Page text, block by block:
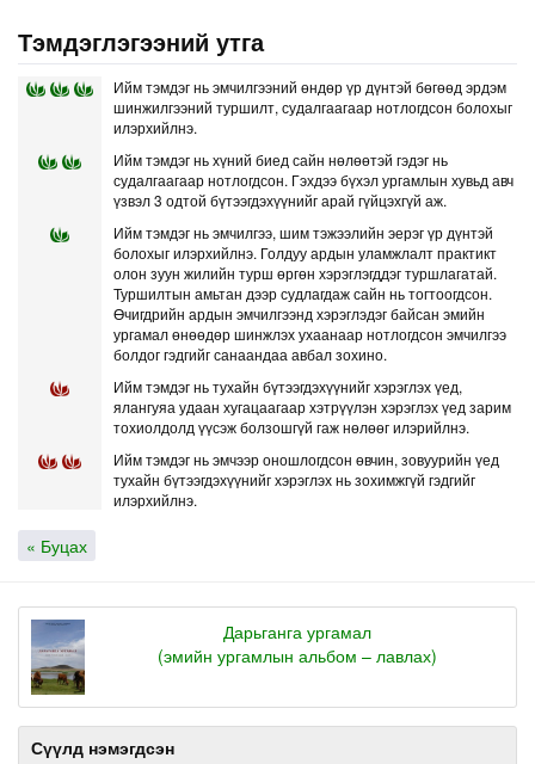
Тэмдэглэгээний утга
Ийм тэмдэг нь эмчилгээний өндөр үр дүнтэй бөгөөд эрдэм
шинжилгээний туршилт, судалгаагаар нотлогдсон болохыг
илэрхийлнэ.
Ийм тэмдэг нь хүний биед сайн нөлөөтэй гэдэг нь
судалгаагаар нотлогдсон. Гэхдээ бүхэл ургамлын хувьд авч
үзвэл 3 одтой бүтээгдэхүүнийг арай гүйцэхгүй аж.
Ийм тэмдэг нь эмчилгээ, шим тэжээлийн эерэг үр дүнтэй
болохыг илэрхийлнэ. Голдуу ардын уламжлалт практикт
олон зуун жилийн турш өргөн хэрэглэгддэг туршлагатай.
Туршилтын амьтан дээр судлагдаж сайн нь тогтоогдсон.
Өчигдрийн ардын эмчилгээнд хэрэглэдэг байсан эмийн
ургамал өнөөдөр шинжлэх ухаанаар нотлогдсон эмчилгээ
болдог гэдгийг санаандаа авбал зохино.
Ийм тэмдэг нь тухайн бүтээгдэхүүнийг хэрэглэх үед,
ялангуяа удаан хугацаагаар хэтрүүлэн хэрэглэх үед зарим
тохиолдолд үүсэж болзошгүй гаж нөлөөг илэрийлнэ.
Ийм тэмдэг нь эмчээр оношлогдсон өвчин, зовуурийн үед
тухайн бүтээгдэхүүнийг хэрэглэх нь зохимжгүй гэдгийг
илэрхийлнэ.
« Буцах
Дарьганга ургамал
(эмийн ургамлын альбом – лавлах)
Сүүлд нэмэгдсэн